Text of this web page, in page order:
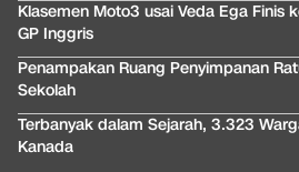
Klasemen Moto3 usai Veda Ega Finis
GP Inggris
Penampakan Ruang Penyimpanan
Sekolah
Terbanyak dalam Sejarah, 3.323
Kanada